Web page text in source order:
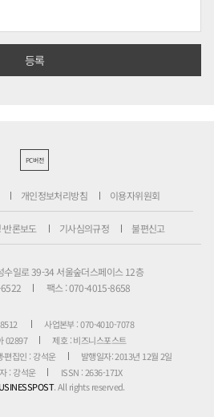
PC버전
개인정보처리방침 이용자위원회
반론보도 기사심의규정 불편신고
수일로 39-34 서울숲더스페이스 12층
팩스 : 070-4015-8658
사업본부 : 070-4010-7078
02897
제호 : 비즈니스포스트
·편집인 : 강석운
발행일자: 2013년 12월 2일
: 강석운
ISSN : 2636-171X
. All rights reserved.